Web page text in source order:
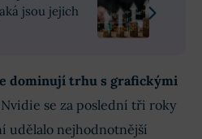
jsou jejich
dominují trhu s grafickými
se za poslední tři roky
udělalo nejhodnotnější